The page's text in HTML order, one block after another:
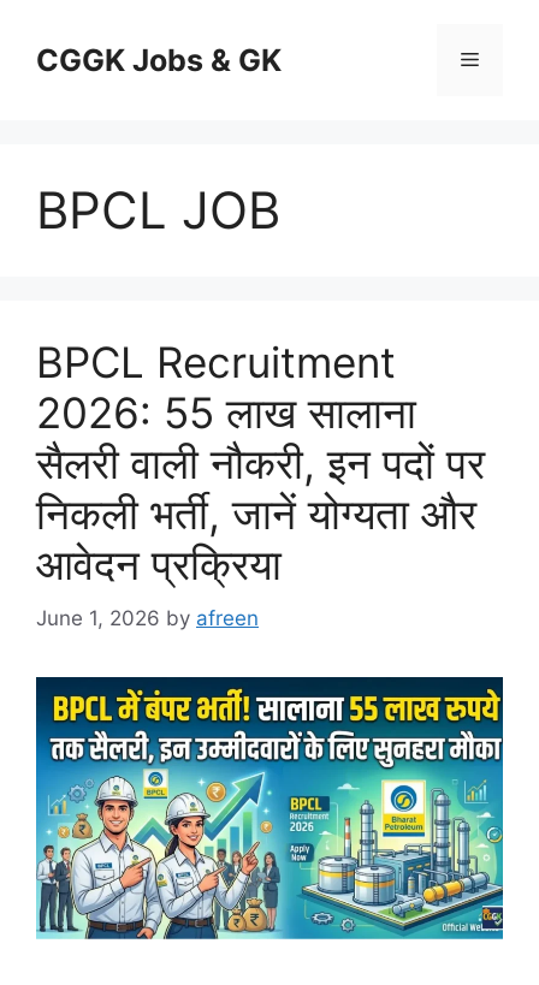
contentCGGK Jobs & GK Menu
BPCL JOB
BPCL Recruitment
2026: 55 लाख सालाना
सैलरी वाली नौकरी, इन पदों पर
निकली भर्ती, जानें योग्यता और
आवेदन प्रक्रिया
June 1, 2026 by afreen